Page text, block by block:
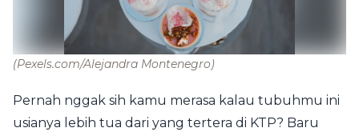
(Pexels.com/Alejandra Montenegro)
Pernah nggak sih kamu merasa kalau tubuhmu ini
usianya lebih tua dari yang tertera di KTP? Baru